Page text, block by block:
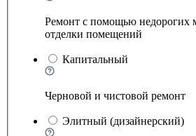
Ремонт с помощью недорогих
отделки помещений
Капитальный
Черновой и чистовой ремонт
Элитный (дизайнерский)